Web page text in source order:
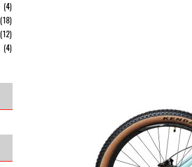
(4)
(18)
(12)
(4)